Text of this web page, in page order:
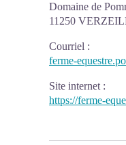
Domaine de
11250
Courriel :
ferme-
Site internet :
https://ferme-